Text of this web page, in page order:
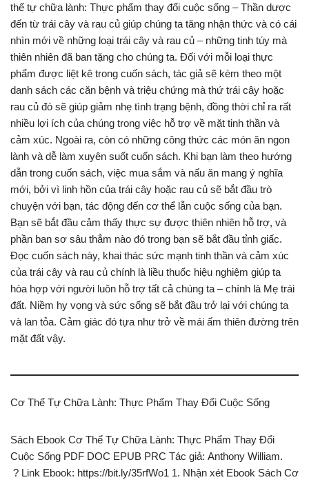
thể tự chữa lành: Thực phẩm thay đổi cuộc sống – Thần dược
đến từ trái cây và rau củ giúp chúng ta tăng nhận thức và có cái
nhìn mới về những loại trái cây và rau củ – những tinh túy mà
thiên nhiên đã ban tặng cho chúng ta. Đối với mỗi loại thực
phẩm được liệt kê trong cuốn sách, tác giả sẽ kèm theo một
danh sách các căn bệnh và triệu chứng mà thứ trái cây hoặc
rau củ đó sẽ giúp giảm nhẹ tình trạng bệnh, đồng thời chỉ ra rất
nhiều lợi ích của chúng trong việc hỗ trợ về mặt tinh thần và
cảm xúc. Ngoài ra, còn có những công thức các món ăn ngon
lành và dễ làm xuyên suốt cuốn sách. Khi bạn làm theo hướng
dẫn trong cuốn sách, việc mua sắm và nấu ăn mang ý nghĩa
mới, bởi vì linh hồn của trái cây hoặc rau củ sẽ bắt đầu trò
chuyện với bạn, tác động đến cơ thể lẫn cuộc sống của bạn.
Bạn sẽ bắt đầu cảm thấy thực sự được thiên nhiên hỗ trợ, và
phần ban sơ sâu thẳm nào đó trong bạn sẽ bắt đầu tỉnh giấc.
Đọc cuốn sách này, khai thác sức mạnh tinh thần và cảm xúc
của trái cây và rau củ chính là liều thuốc hiệu nghiệm giúp ta
hòa hợp với người luôn hỗ trợ tất cả chúng ta – chính là Mẹ trái
đất. Niềm hy vọng và sức sống sẽ bắt đầu trở lại với chúng ta
và lan tỏa. Cảm giác đó tựa như trở về mái ấm thiên đường trên
mặt đất vậy.
Cơ Thể Tự Chữa Lành: Thực Phẩm Thay Đổi Cuộc Sống
Sách Ebook Cơ Thể Tự Chữa Lành: Thực Phẩm Thay Đổi
Cuộc Sống PDF DOC EPUB PRC Tác giả: Anthony William.
? Link Ebook: https://bit.ly/35rfWo1 1. Nhận xét Ebook Sách Cơ